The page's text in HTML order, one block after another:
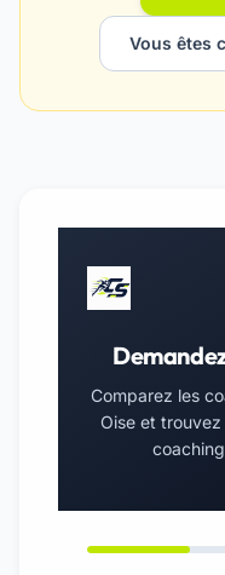
Vous êtes
Comparez les
Oise et